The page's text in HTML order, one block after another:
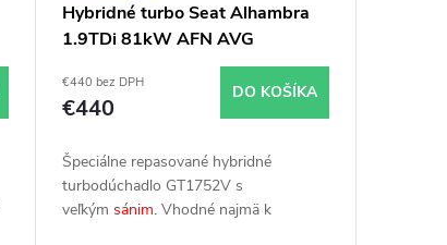
Hybridné turbo Seat Alhambra
1.9TDi 81kW AFN AVG
GT1752V s veľkým sánim
€440 bez DPH
€440
DO KOŠÍKA
Špeciálne repasované hybridné
turbodúchadlo GT1752V s
veľkým sánim.Vhodné najmä k